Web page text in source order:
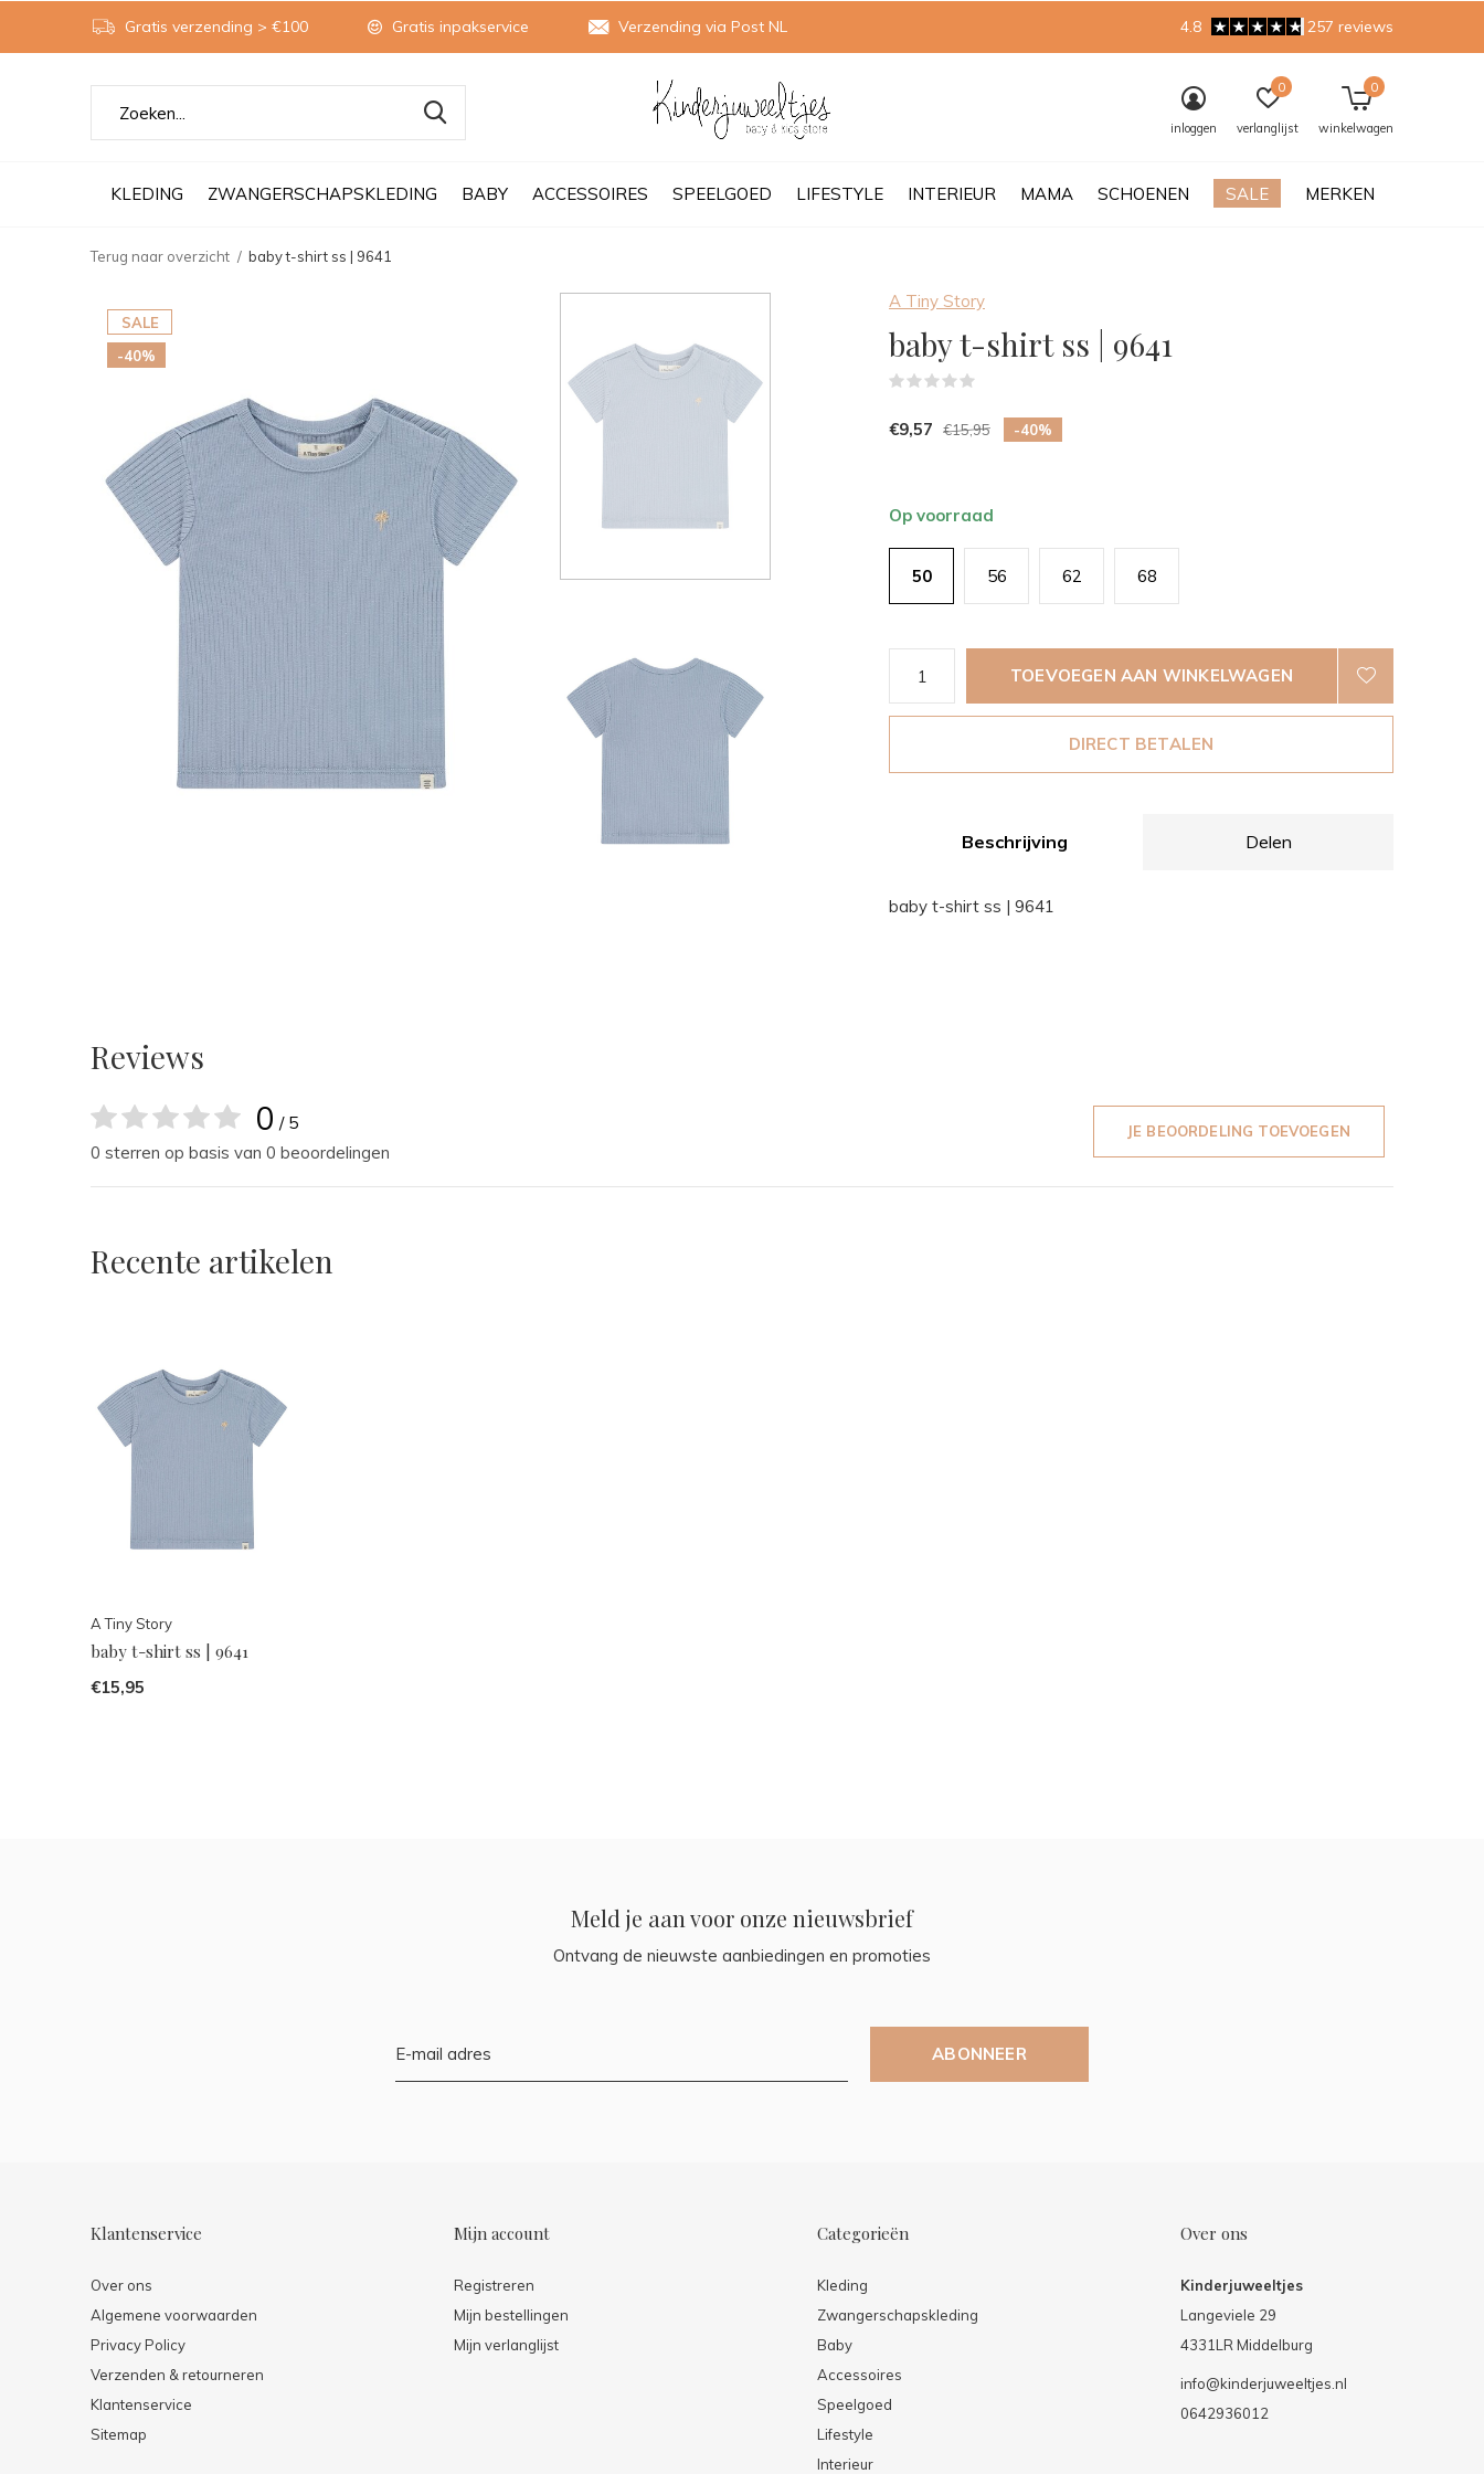
KLEDING ZWANGERSCHAPSKLEDING BABY ACCESSOIRES SPEELGOED LIFESTYLE INTERIEUR MAMA SCHOENEN SALE MERKEN
inloggen verlanglijst
0
winkelwagen
0
Gratis verzending > €100 Gratis inpakservice Verzending via Post NL 4.8 257 reviews
Terug naar overzicht baby t-shirt ss | 9641
SALE
-40%
A Tiny Story
baby t-shirt ss | 9641
€9,57 €15,95 -40%
Op voorraad
50 56 62 68
TOEVOEGEN AAN WINKELWAGEN
DIRECT BETALEN
Beschrijving Delen
baby t-shirt ss | 9641
Reviews
0 / 5
0 sterren op basis van 0 beoordelingen
JE BEOORDELING TOEVOEGEN
Recente artikelen
A Tiny Story
baby t-shirt ss | 9641
€15,95
Meld je aan voor onze nieuwsbrief
Ontvang de nieuwste aanbiedingen en promoties
ABONNEER
Klantenservice
Over ons
Algemene voorwaarden
Privacy Policy
Verzenden & retourneren
Klantenservice
Sitemap
Mijn account
Registreren
Mijn bestellingen
Mijn verlanglijst
Categorieën
Kleding
Zwangerschapskleding
Baby
Accessoires
Speelgoed
Lifestyle
Interieur
Over ons
Kinderjuweeltjes
Langeviele 29
4331LR Middelburg
info@kinderjuweeltjes.nl
0642936012